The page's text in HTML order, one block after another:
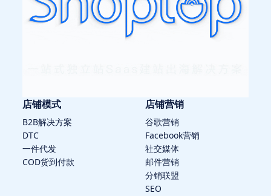
店铺模式
B2B解决方案
DTC
一件代发
COD货到付款
店铺营销
谷歌营销
Facebook营销
社交媒体
邮件营销
分销联盟
SEO